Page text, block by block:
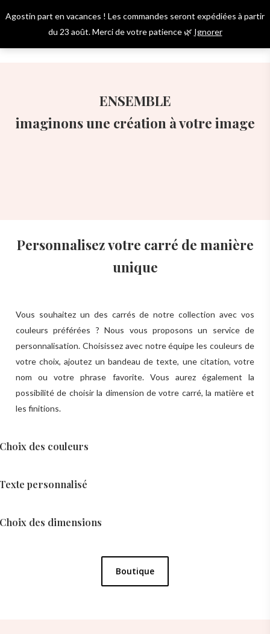
Agostin part en vacances ! Les commandes seront expédiées à partir
du 23 août. Merci de votre patience 🌿 Ignorer
to
account Menu
ENSEMBLE
imaginons une création à votre image
Personnalisez votre carré de manière
unique
Vous souhaitez un des carrés de notre collection avec vos
couleurs préférées ? Nous vous proposons un service de
personnalisation. Choisissez avec notre équipe les couleurs de
votre choix, ajoutez un bandeau de texte, une citation, votre
nom ou votre phrase favorite. Vous aurez également la
possibilité de choisir la dimension de votre carré, la matière et
les finitions.
Choix des couleurs
Texte personnalisé
Choix des dimensions
Boutique